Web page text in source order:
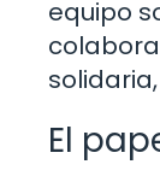
equipo
El